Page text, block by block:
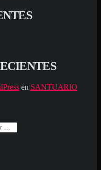
en SANTUARIO